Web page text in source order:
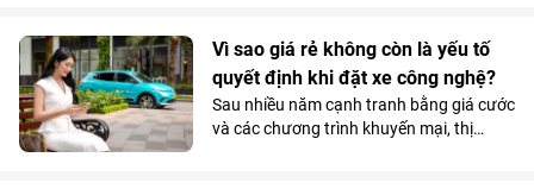
lược hồi sức cá thể hóa, hạn chế tối đa
các can thiệp xâm lấn nguy hiểm.
Vì sao giá rẻ không còn là yếu tố
quyết định khi đặt xe công nghệ?
Sau nhiều năm cạnh tranh bằng giá cước
và các chương trình khuyến mại, thị